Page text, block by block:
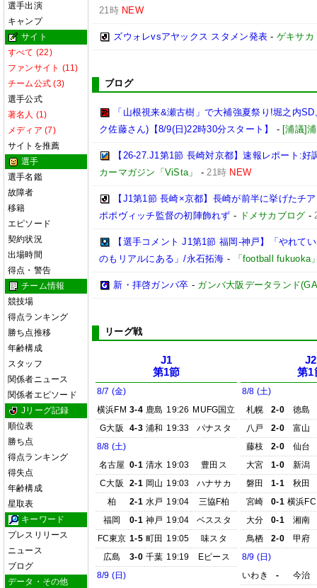
選手出演
キャンプ
サイト
すべて (22)
ファンサイト (11)
チーム公式 (3)
選手公式
著名人 (1)
メディア (7)
サイトを推薦
選手
選手名鑑
故障者
移籍
エピソード
契約状況
出場時間
得点・警告
チーム情報
競技場
得点ランキング
勝ち点推移
年齢構成
スタッフ
関係者ニュース
関係者エピソード
Jリーグ記録
順位表
勝ち点
得点ランキング
得失点
年齢構成
星取表
キーワード
プレスリリース
ニュース
ブログ
データ・その他
21時 NEW
ズウォレvsアヤックス スタメン発表 - ゲキサカ
ブログ
「山根視来&瀬古樹」で大補強夏祭り!堀之内
ク佐藤さん)【8/9(日)22時30分スタート】
- [浦議]
【26-27.J1第1節 長崎対京都】速報レポート:
カーマガジン「ViSta」
-21時 NEW
【J1第1節 長崎×京都】長崎が前半に挙げたチ
ポポヴィッチ監督の初陣飾れず - ドメサカブログ -
【選手コメント J1第1節 福岡-神戸】「やれて
のもリアルにある」/永石拓海 - 「football fukuoka
新・拝啓ガンバ卒 - ガンバ大阪データランド
リーグ戦
J1
第1節
8/7 (金)
横浜FM 3-4 鹿島 19:26 MUFG国立
G大阪
4-3 浦和 19:33
パナスタ
8/8 (土)
名古屋 0-1 清水 19:03
豊田ス
C大阪
2-1 岡山 19:03
ハナサカ
柏
2-1 水戸 19:04
三協F柏
福岡
0-1 神戸 19:04
ベススタ
FC東京 1-5 町田 19:05
味スタ
広島
3-0 千葉 19:19
Eピース
8/9 (日)
J2
第1
8/8 (土)
札幌
2-0
徳島
八戸
2-0
富山
藤枝
2-0
仙台
大宮
1-0
新潟
磐田
1-1
秋田
宮崎
0-1 横浜FC
大分
0-1
湘南
鳥栖
2-0
甲府
8/9 (日)
いわき
-
今治